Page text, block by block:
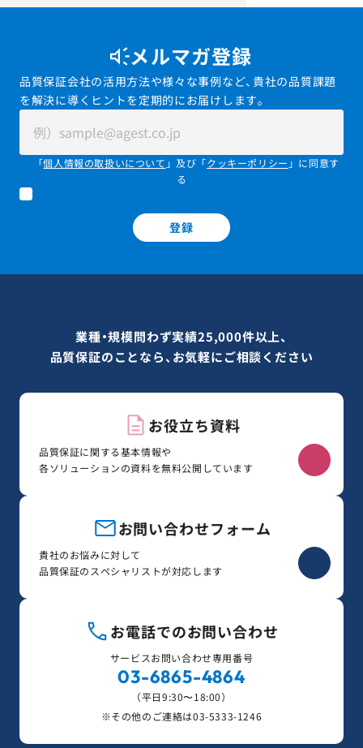
メルマガ登録
品質保証会社の活用方法や様々な事例など、貴社の品質課題
を解決に導くヒントを定期的にお届けします。
「個人情報の取扱いについて 」及び「クッキーポリシー 」に同意す
る
登録
業種・規模問わず実績25,000件以上、
品質保証のことなら、お気軽にご相談ください
お役立ち資料
品質保証に関する基本情報や
各ソリューションの資料を無料公開しています
お問い合わせフォーム
貴社のお悩みに対して
品質保証のスペシャリストが対応します
お電話でのお問い合わせ
サービスお問い合わせ専用番号
03-6865-4864
（平日9:30〜18:00）
※その他のご連絡は03-5333-1246